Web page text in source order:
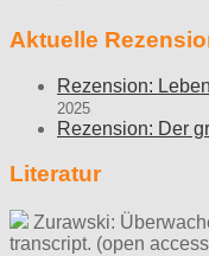
Aktuelle
Rezension:
2025
Rezension: Der
Literatur
Zurawski:
transcript. (open